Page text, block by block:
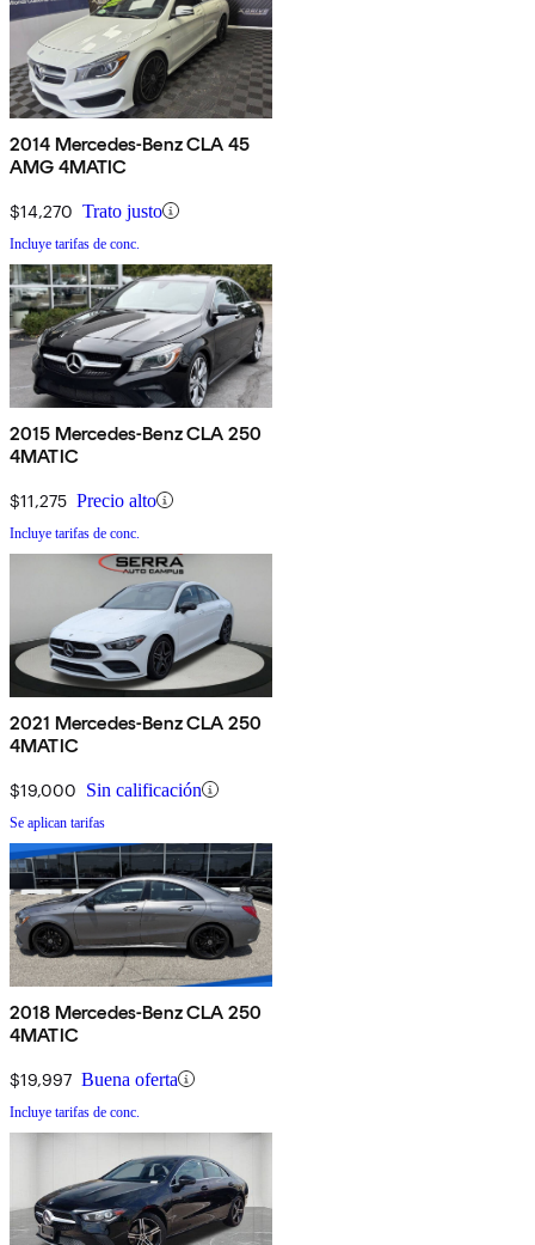
2014 Mercedes-Benz CLA 45
AMG 4MATIC
$14,270 Trato justo
Incluye tarifas de conc.
2015 Mercedes-Benz CLA 250
4MATIC
$11,275 Precio alto
Incluye tarifas de conc.
2021 Mercedes-Benz CLA 250
4MATIC
$19,000 Sin calificación
Se aplican tarifas
2018 Mercedes-Benz CLA 250
4MATIC
$19,997 Buena oferta
Incluye tarifas de conc.